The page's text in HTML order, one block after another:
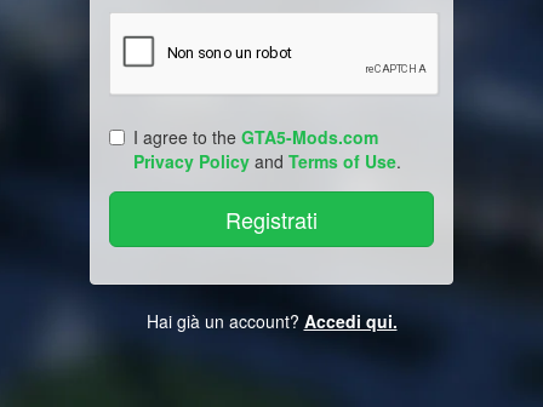
I agree to the GTA5-Mods.com
Privacy Policy and Terms of Use.
Hai già un account? Accedi qui.